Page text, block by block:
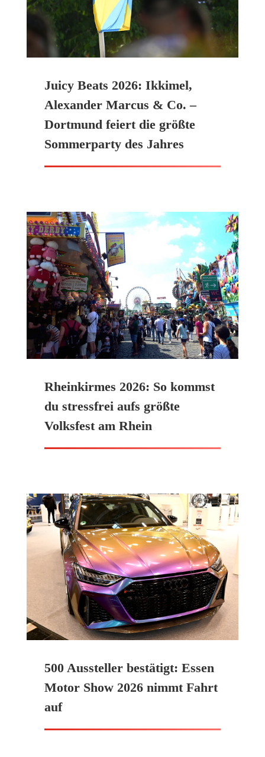
Juicy Beats 2026: Ikkimel,
Alexander Marcus & Co. –
Dortmund feiert die größte
Sommerparty des Jahres
Rheinkirmes 2026: So kommst
du stressfrei aufs größte
Volksfest am Rhein
500 Aussteller bestätigt: Essen
Motor Show 2026 nimmt Fahrt
auf